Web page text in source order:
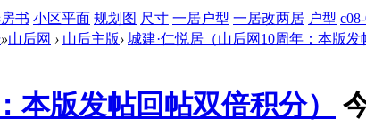
书 小区平面 规划图 尺寸 一居户型 一居改两居 户型
»山后网 › 山后主版› 城建·仁悦居（山后网10周年：本版发
本版发帖回帖双倍积分）